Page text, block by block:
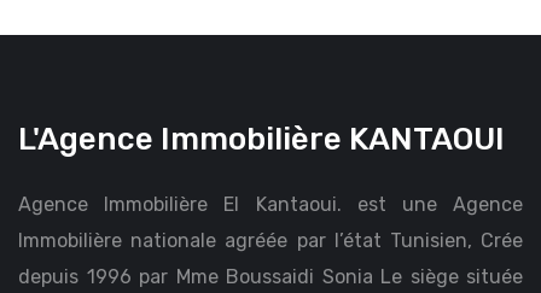
L'Agence Immobilière KANTAOUI
Agence Immobilière El Kantaoui. est une Agence
Immobilière nationale agréée par l’état Tunisien, Crée
depuis 1996 par Mme Boussaidi Sonia Le siège située